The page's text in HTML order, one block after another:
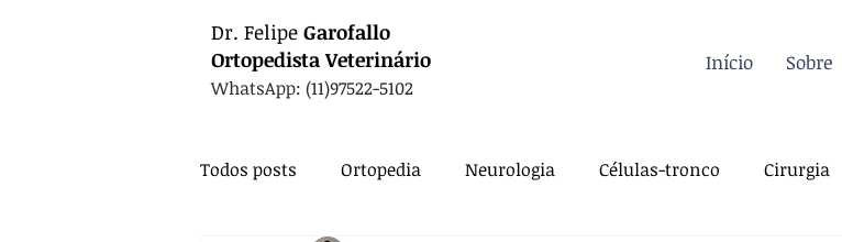
Dr. Felipe Garofallo
Ortopedista Veterinário
WhatsApp: (11)97522-5102
Início Sobre
Todos posts Ortopedia Neurologia Células-tronco Cirurgia